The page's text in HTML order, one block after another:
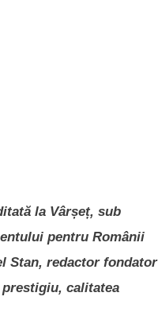
la Vârșeț, sub
pentru Românii
Stan, redactor fondator
calitatea